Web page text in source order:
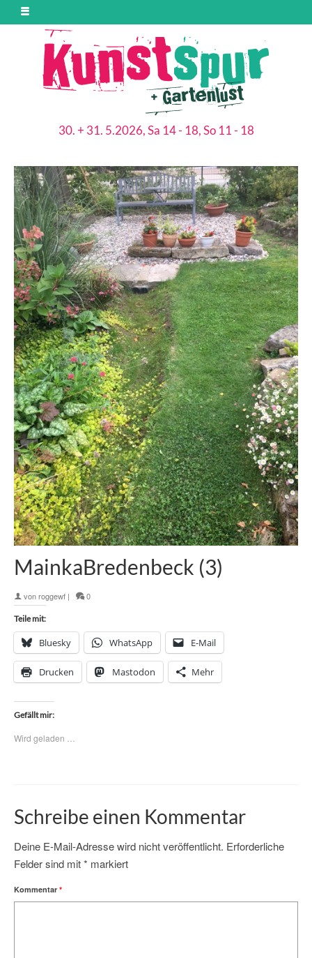
30. + 31. 5.2026, Sa 14 - 18, So 11 - 18
MainkaBredenbeck (3)
vonroggewf | 0
Teile mit:
Bluesky WhatsApp E-Mail
Drucken Mastodon Mehr
Gefällt mir:
Wird geladen …
Schreibe einen Kommentar
Deine E-Mail-Adresse wird nicht veröffentlicht. Erforderliche
Felder sind mit* markiert
Kommentar *